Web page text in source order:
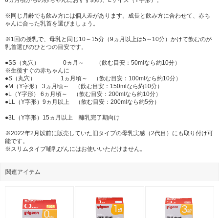
※同じ月齢でも飲み方には個人差があります。成長と飲み方に合わせて、赤ち
ゃんに合った乳首を選びましょう。
※1回の授乳で、母乳と同じ10～15分（9ヵ月以上は5～10分）かけて飲むのが
乳首選びのひとつの目安です。
●SS（丸穴） 0ヵ月～ （飲む目安：50mlなら約10分）
※生後すぐの赤ちゃんに
●S（丸穴） 1ヵ月頃～ （飲む目安：100mlなら約10分）
●M（Y字形） 3ヵ月頃～ （飲む目安：150mlなら約10分）
●L（Y字形） 6ヵ月頃～ （飲む目安：200mlなら約10分）
●LL（Y字形）9ヵ月以上 （飲む目安：200mlなら約5分）
●3L（Y字形）15ヵ月以上 離乳完了期向け
※2022年2月以前に販売していた旧タイプの母乳実感（2代目）にも取り付け可
能です。
※スリムタイプ哺乳びんにはお使いいただけません。
関連アイテム